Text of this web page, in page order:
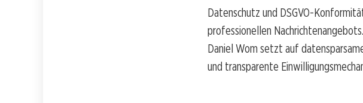
Datenschutz und DSGVO-
professionellen
Daniel Wom setzt auf
und transparente